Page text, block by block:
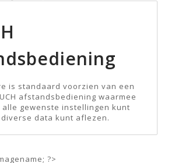
is standaard voorzien van een
afstandsbediening waarmee
alle gewenste instellingen kunt
data kunt aflezen.